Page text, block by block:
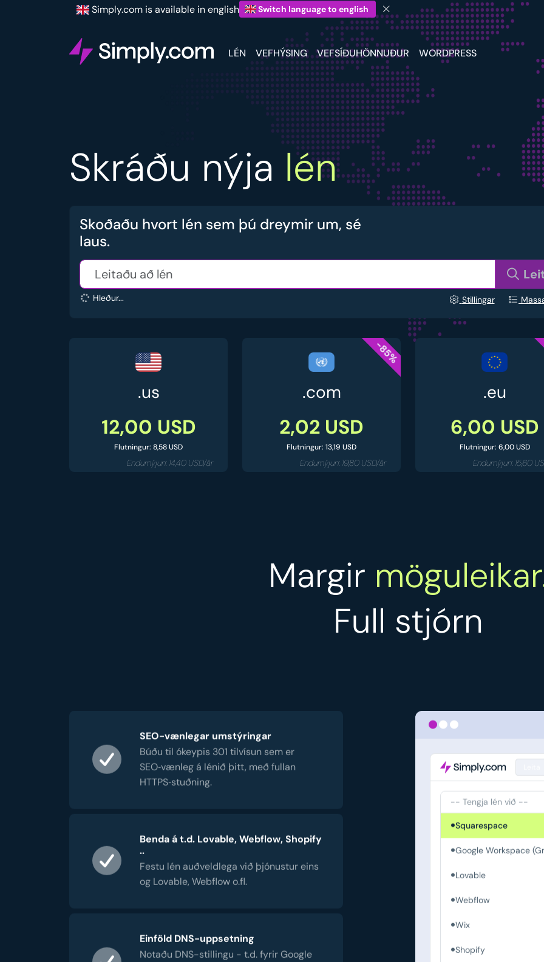
Simply.com is available in english Switch language to english
LÉN VEFHÝSING VEFSÍÐUHÖNNUÐUR WORDPRESS
Skráðu nýja lén
Skoðaðu hvort lén sem þú dreymir um, sé
laus.
Hleður... Stillingar
.us
12,00 USD
Flutningur: 8,58 USD
Endurnýjun: 14,40 USD/ár
-85%
.com
2,02 USD
Flutningur: 13,19 USD
Endurnýjun: 19,80 USD/ár
.eu
6,00 USD
Flutningur: 6,00 USD
Endurnýjun: 15,60
Margir
Full stjórn
SEO-vænlegar umstýringar
Búðu til ókeypis 301 tilvísun sem er
SEO‑vænleg á lénið þitt, með fullan
HTTPS‑stuðning.
Benda á t.d. Lovable, Webflow, Shopify
..
Festu lén auðveldlega við þjónustur eins
og Lovable, Webflow o.fl.
Einföld DNS-uppsetning
Notaðu DNS-stillingu - t.d. fyrir Google
-- Tengja lén við --
Squarespace
Google Workspace
Lovable
Webflow
Wix
Shopify